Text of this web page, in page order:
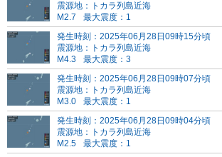
震源地：トカラ列島近海
M2.7
最大震度：1
発生時刻：2025年06月28日09時15分頃
震源地：トカラ列島近海
M4.3
最大震度：3
発生時刻：2025年06月28日09時07分頃
震源地：トカラ列島近海
M3.0
最大震度：1
発生時刻：2025年06月28日09時04分頃
震源地：トカラ列島近海
M2.5
最大震度：1